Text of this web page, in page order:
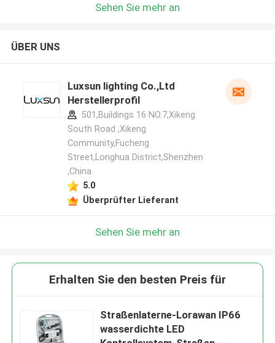
Sehen Sie mehr an
ÜBER UNS
Luxsun lighting Co.,Ltd
Herstellerprofil
501,Buildings 16 NO.7,Xikeng
South Road ,Xikeng
Community,Fucheng
Street,Longhua District,Shenzhen
,China
5.0
Überprüfter Lieferant
Sehen Sie mehr an
Erhalten Sie den besten Preis für
Straßenlaterne-Lorawan IP66
wasserdichte LED